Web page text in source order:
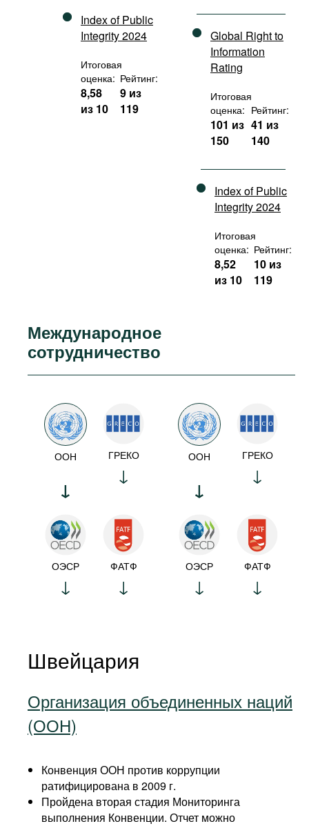
Index of Public
Integrity 2024
Итоговая
оценка:
8,58
из 10
Рейтинг:
9 из
119
Global Right to
Information
Rating
Итоговая
оценка:
101 из
150
Рейтинг:
41 из
140
Index of Public
Integrity 2024
Итоговая
оценка:
8,52
из 10
Рейтинг:
10 из
119
Международное
сотрудничество
ООН ГРЕКО
ОЭСР ФАТФ
ООН ГРЕКО
ОЭСР ФАТФ
Швейцария
Организация объединенных наций
(ООН)
Конвенция ООН против коррупции
ратифицирована в 2009 г.
Пройдена вторая стадия Мониторинга
выполнения Конвенции. Отчет можно